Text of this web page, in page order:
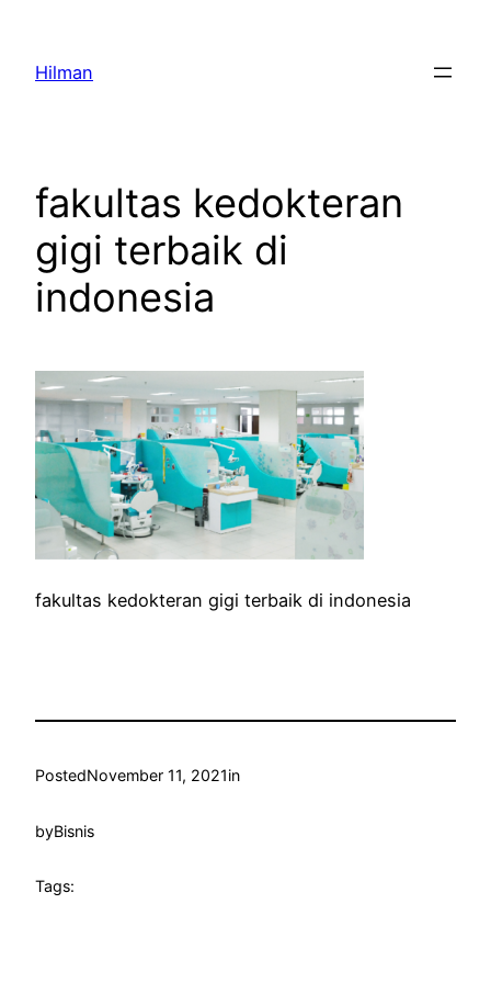
content
Hilman
fakultas kedokteran
gigi terbaik di
indonesia
fakultas kedokteran gigi terbaik di indonesia
PostedNovember 11, 2021in
byBisnis
Tags: